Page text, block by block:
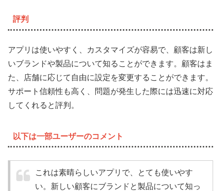
評判
アプリは使いやすく、カスタマイズが容易で、顧客は新し
いブランドや製品について知ることができます。顧客はま
た、店舗に応じて自由に設定を変更することができます。
サポート信頼性も高く、問題が発生した際には迅速に対応
してくれると評判。
以下は一部ユーザーのコメント
これは素晴らしいアプリで、とても使いやす
い。新しい顧客にブランドと製品について知っ